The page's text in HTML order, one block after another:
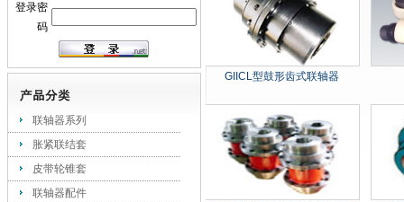
GIICL型鼓形齿式联轴器
登录密
码
联轴器系列
胀紧联结套
皮带轮锥套
联轴器配件